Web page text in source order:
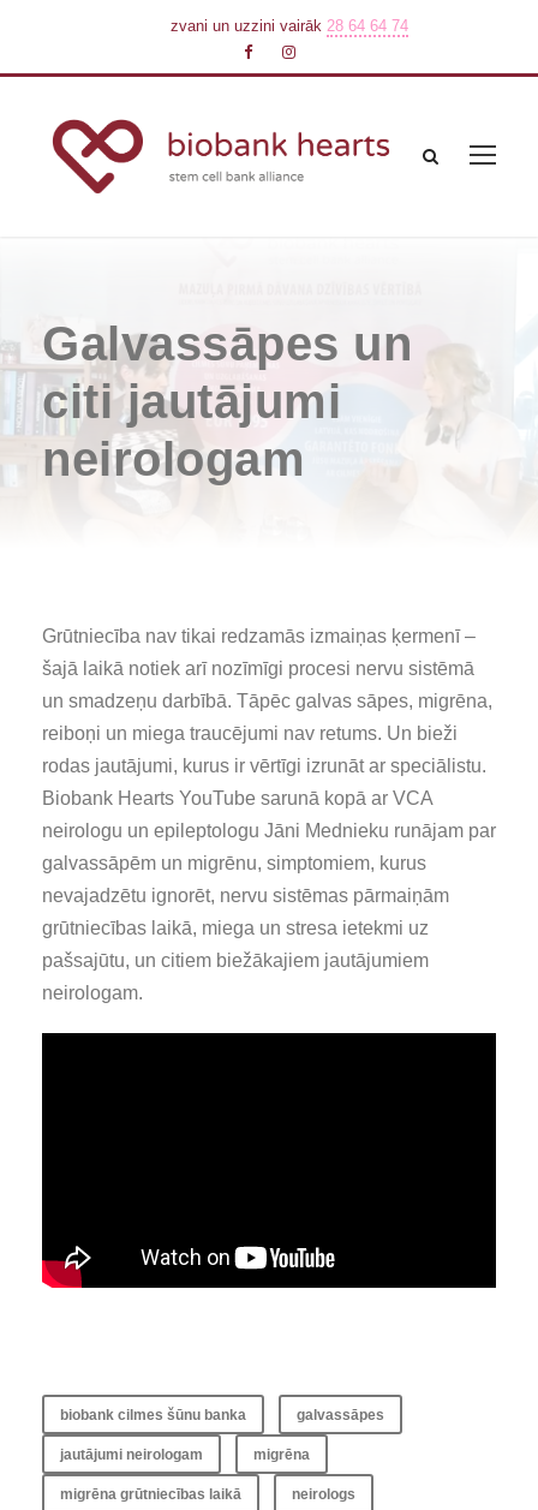
zvani un uzzini vairāk 28 64 64 74
Galvassāpes un
citi jautājumi
neirologam
Grūtniecība nav tikai redzamās izmaiņas ķermenī –
šajā laikā notiek arī nozīmīgi procesi nervu sistēmā
un smadzeņu darbībā. Tāpēc galvas sāpes, migrēna,
reiboņi un miega traucējumi nav retums. Un bieži
rodas jautājumi, kurus ir vērtīgi izrunāt ar speciālistu.
Biobank Hearts YouTube sarunā kopā ar VCA
neirologu un epileptologu Jāni Mednieku runājam par
galvassāpēm un migrēnu, simptomiem, kurus
nevajadzētu ignorēt, nervu sistēmas pārmaiņām
grūtniecības laikā, miega un stresa ietekmi uz
pašsajūtu, un citiem biežākajiem jautājumiem
neirologam.
biobank cilmes šūnu banka galvassāpes
jautājumi neirologam migrēna
migrēna grūtniecības laikā neirologs